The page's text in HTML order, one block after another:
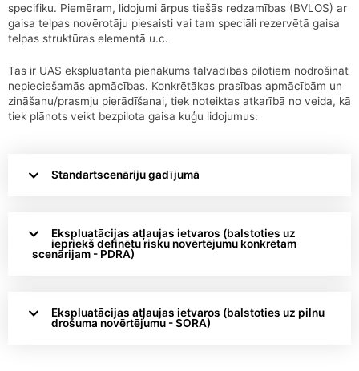
specifiku. Piemēram, lidojumi ārpus tiešās redzamības (BVLOS) ar
gaisa telpas novērotāju piesaisti vai tam speciāli rezervētā gaisa
telpas struktūras elementā u.c.
Tas ir UAS ekspluatanta pienākums tālvadības pilotiem nodrošināt
nepieciešamās apmācības. Konkrētākas prasības apmācībām un
zināšanu/prasmju pierādīšanai, tiek noteiktas atkarībā no veida, kā
tiek plānots veikt bezpilota gaisa kuģu lidojumus:
Standartscenāriju gadījumā
Ekspluatācijas atļaujas ietvaros (balstoties uz
iepriekš definētu risku novērtējumu konkrētam
scenārijam - PDRA)
Ekspluatācijas atļaujas ietvaros (balstoties uz pilnu
drošuma novērtējumu - SORA)